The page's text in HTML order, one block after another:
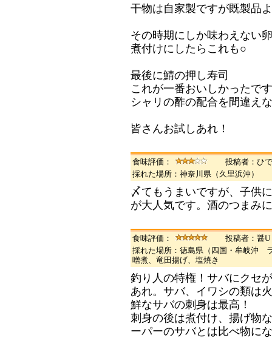
干物は自家製ですが既製品
その時期にしか味わえない
煮付けにしたらこれも○
最後に鯖の押し寿司
これが一番おいしかったで
シャリの酢の配合を間違え
皆さんお試しあれ！
食味評価：
投稿者：ひ
採れた場所：神奈川県（久里浜沖
〆てもうまいですが、子供
が大人気です。酒のつまみ
食味評価：
投稿者：醤U
採れた場所：徳島県（四国・牟岐
噌煮、竜田揚げ、塩焼き
釣り人の特権！サバにクセ
あれ。サバ、イワシの類は
鮮なサバの刺身は最高！
刺身の後は煮付け、揚げ物
ーパーのサバとは比べ物に